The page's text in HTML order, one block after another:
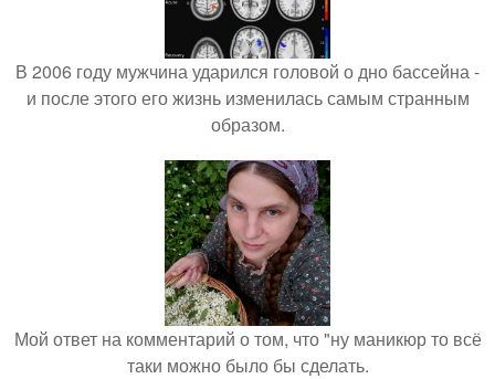
В 2006 году мужчина ударился головой о дно бассейна -
и после этого его жизнь изменилась самым странным
образом.
Мой ответ на комментарий о том, что "ну маникюр то всё
таки можно было бы сделать.